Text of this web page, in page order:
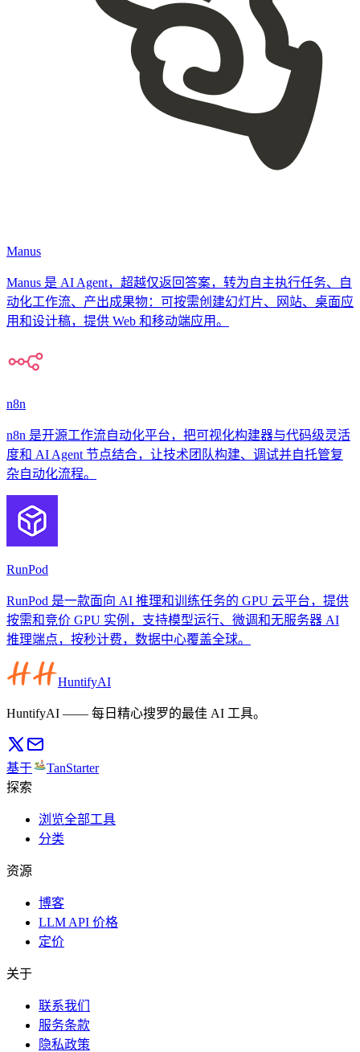
Manus
Manus 是 AI Agent，超越仅返回答案，转为自主执行任务、自
动化工作流、产出成果物：可按需创建幻灯片、网站、桌面应
用和设计稿，提供 Web 和移动端应用。
n8n
n8n 是开源工作流自动化平台，把可视化构建器与代码级灵活
度和 AI Agent 节点结合，让技术团队构建、调试并自托管复
杂自动化流程。
RunPod
RunPod 是一款面向 AI 推理和训练任务的 GPU 云平台，提供
按需和竞价 GPU 实例，支持模型运行、微调和无服务器 AI
推理端点，按秒计费，数据中心覆盖全球。
HuntifyAI
HuntifyAI —— 每日精心搜罗的最佳 AI 工具。
基于
TanStarter
探索
浏览全部工具
分类
资源
博客
LLM API 价格
定价
关于
联系我们
服务条款
隐私政策